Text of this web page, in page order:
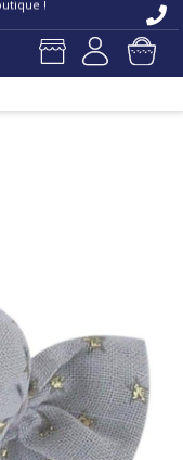
!